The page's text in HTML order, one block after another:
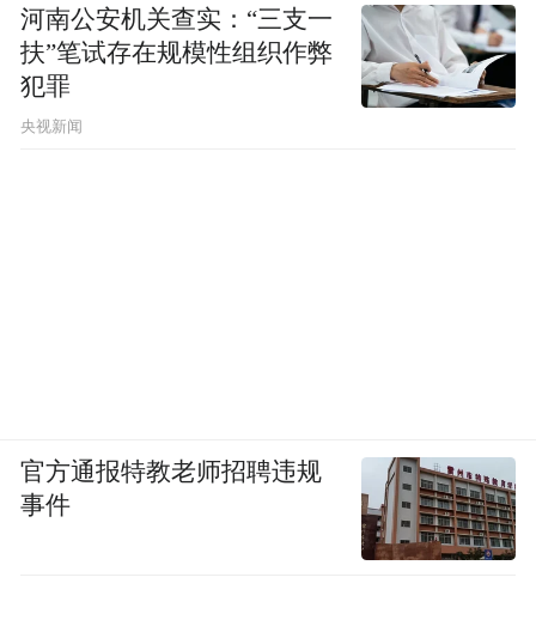
河南公安机关查实：“三支一
扶”笔试存在规模性组织作弊
犯罪
央视新闻
官方通报特教老师招聘违规
事件